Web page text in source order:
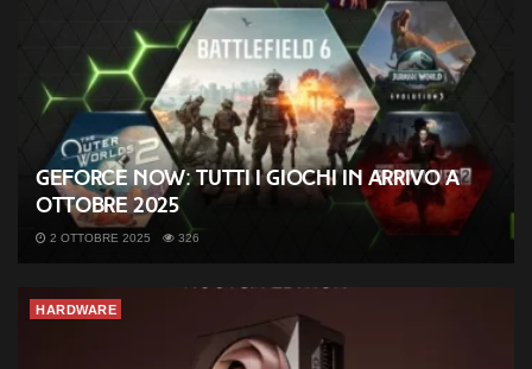
GeForce NOW: tutti i giochi in arrivo a
ottobre 2025
2 OTTOBRE 2025 326
HARDWARE